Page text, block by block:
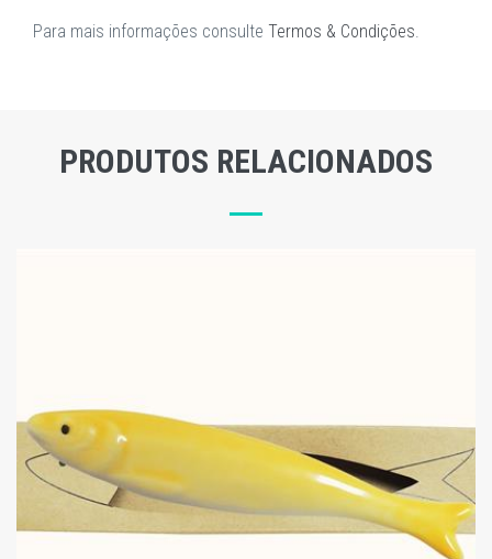
Para mais informações consulte Termos & Condições.
PRODUTOS RELACIONADOS